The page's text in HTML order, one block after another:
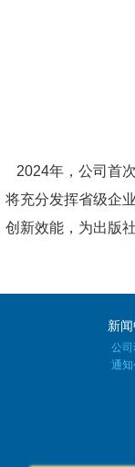
2024年，公司首
将充分发挥省级企
创新效能，为出版
新
公
通